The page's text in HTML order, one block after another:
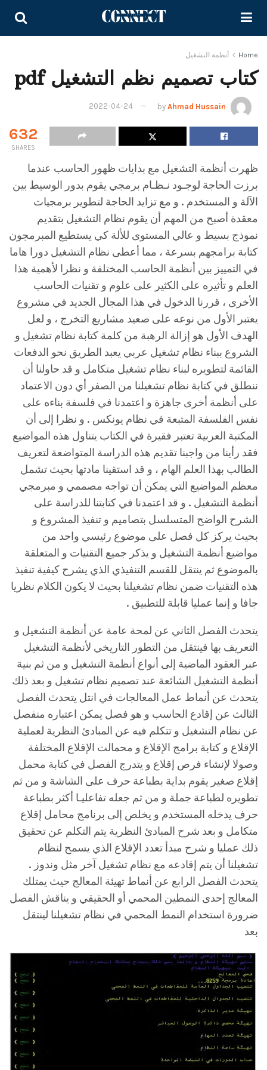
Home أنظمة التشغيل
كتاب تصميم نظم التشغيل pdf
by Ahmad Hussain
2022-04-24
632
SHARES
ظهرت أنظمة التشغيل مع بدايات ظهور الحاسب عندما
برزت الحاجة لوجـود نـظـام برمجي يقوم بدور الوسيط بين
الآلة و المستخدم . و مع تزايد الحاجة لتطوير برمجيات
معقدة أصبح من المهم أن يقوم نظام التشغيل بتقديم
نموذج بسيط و عالي المستوى للألة كي يستطيع المبرمجون
كتابة برامجهم بسرعة ، مما أعطى نظام التشغيل دورا هاما
في التمييز بين أنظمة الحاسب المختلفة و نظرا لأهمية هذا
العلم و تأثيره على الكثير على علوم و تقنيات الحاسب
الأخرى ، قررنا الدخول في هذا المجال الجديد في مشروع
يعتبر الأول من نوعه على صعيد مشاريع التخرج ، و لعل
الهدف الأول هو إزالة الرهبة من كلمة كتابة نظام تشغيل و
الشروع ببناء نظام تشغيل عربي يعبد الطريق نحو الدفعات
القائمة لتطويره لبناء نظام تشغيل متكامل و قد حاولنا أن
ننطلق في كتابة نظام تشغيلنا من الصفر أي دون الاعتماد
على أنظمة أخرى جاهزة و اعتمدنا في فلسفة بناءه على
نفس الفلسفة المتبعة في نظام يونكس . و نظرا إلى أن
المكتبة العربية تعتبر فقيرة في الكتاب يتناول هذه المواضيع
فقد رأينا من واجبنا تقديم هذه الدراسة المتواضعة لتعريف
الطالب بهذا العلم الهام ، و قد استقينا مادتها بحيث تشمل
معظم المواضيع التي يمكن أن تواجه مصممي و مبرمجي
أنظمة التشغيل . و قد اعتمدنا في كتابتنا للدراسة على
الشرح الواضح المتسلسل بتصاميم و تنفيذ المشروع و
بحيث يركز كل فصل على موضوع رئيسي واحد من
مواضيع أنظمة التشغيل و يذكر جميع التقنيات و المتعلقة
بالموضوع ثم ينتقل للقسم التنفيذي الذي يشرح كيفية تنفيذ
هذه التقنيات ضمن نظام تشغيلنا بحيث لا يكون الكلام نظريا
جافا و إنما عمليا قابلة للتطبيق .
يتحدث الفصل الثاني عن لمحة عامة عن أنظمة التشغيل و
التعريف بها فينتقل من التطور التاريخي لأنظمة التشغيل
عبر العقود الماضية إلى أنواع أنظمة التشغيل و من ثم بنية
أنظمة التشغيل الشائعة عند تصميم نظام تشغيل و بعد ذلك
يتحدث عن أنماط عمل المعالجات في انتل يتحدث الفصل
الثالث عن إقادع الحاسب و هو فصل يمكن اعتباره منفصل
عن نظام التشغيل و تتكلم فيه عن المبادئ النظرية لعملية
الإقلاع و كتابة برامج الإقلاع و محمالت الإقلاع المختلفة
وصولا لإنشاء فرص إقلاع و يتدرج الفصل في كتابة محمل
إقلاع صغير يقوم بداية بطباعة حرف على الشاشة و من ثم
تطويره لطباعة جملة و من ثم جعله تفاعليـا أكثر بطباعة
حرف يدخله المستخدم و يخلص إلى برنامج محامل إقلاع
متكامل و بعد شرح المبادئ النظرية يتم التكلم عن تحقيق
ذلك عمليا و شرح مبدأ تعدد الإقلاع الذي يسمح لنظام
تشغيلنا أن يتم إقادعه مع نظام تشغيل آخر مثل وندوز .
يتحدث الفصل الرابع عن أنماط تهيئة المعالج حيث يمتلك
المعالج إحدى النمطين المحمي أو الحقيقي و يناقش الفصل
ضرورة استخدام النمط المحمي في نظام تشغيلنا لينتقل
بعد